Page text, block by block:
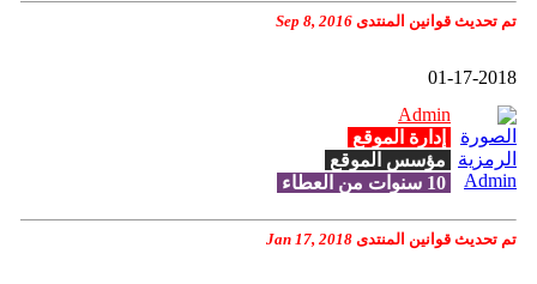
تم تحديث قوانين المنتدى Sep 8, 2016
01-17-2018
Admin
إدارة الموقع
مؤسس الموقع
تم تحديث قوانين المنتدى Jan 17, 2018